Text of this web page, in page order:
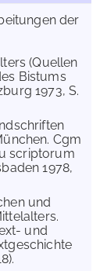
der
(Quellen
Bistums
1973, S.
Cgm
scriptorum
1978,
und
und